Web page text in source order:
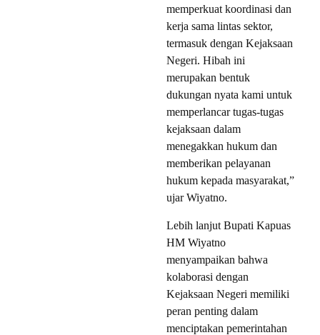
memperkuat koordinasi dan
kerja sama lintas sektor,
termasuk dengan Kejaksaan
Negeri. Hibah ini
merupakan bentuk
dukungan nyata kami untuk
memperlancar tugas-tugas
kejaksaan dalam
menegakkan hukum dan
memberikan pelayanan
hukum kepada masyarakat,”
ujar Wiyatno.
Lebih lanjut Bupati Kapuas
HM Wiyatno
menyampaikan bahwa
kolaborasi dengan
Kejaksaan Negeri memiliki
peran penting dalam
menciptakan pemerintahan